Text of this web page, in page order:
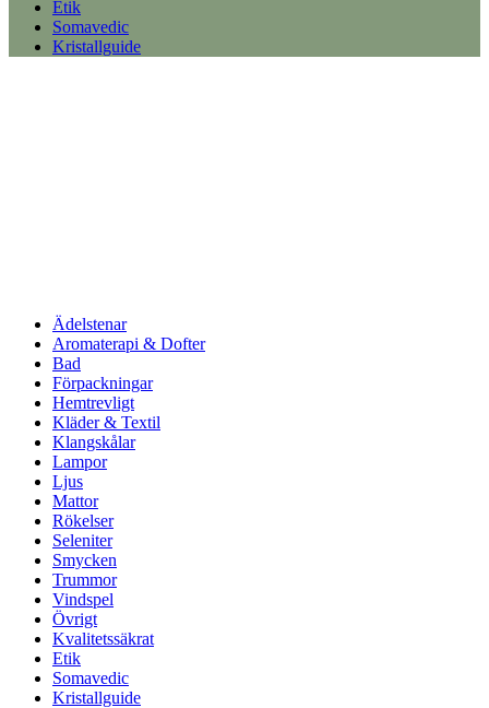
Etik
Somavedic
Kristallguide
Ädelstenar
Aromaterapi & Dofter
Bad
Förpackningar
Hemtrevligt
Kläder & Textil
Klangskålar
Lampor
Ljus
Mattor
Rökelser
Seleniter
Smycken
Trummor
Vindspel
Övrigt
Kvalitetssäkrat
Etik
Somavedic
Kristallguide